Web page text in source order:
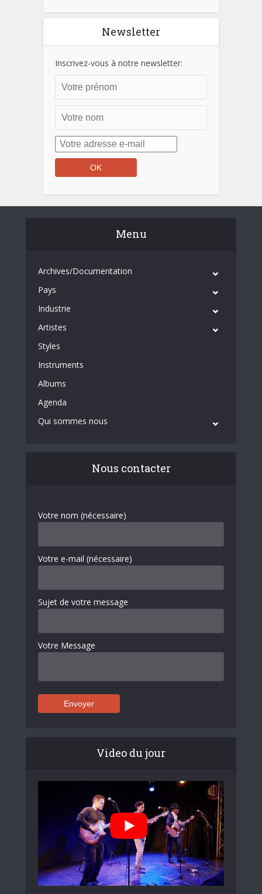
Newsletter
Inscrivez-vous à notre newsletter:
Menu
Archives/Documentation
Pays
Industrie
Artistes
Styles
Instruments
Albums
Agenda
Qui sommes nous
Nous contacter
Votre nom (nécessaire)
Votre e-mail (nécessaire)
Sujet de votre message
Votre Message
Video du jour